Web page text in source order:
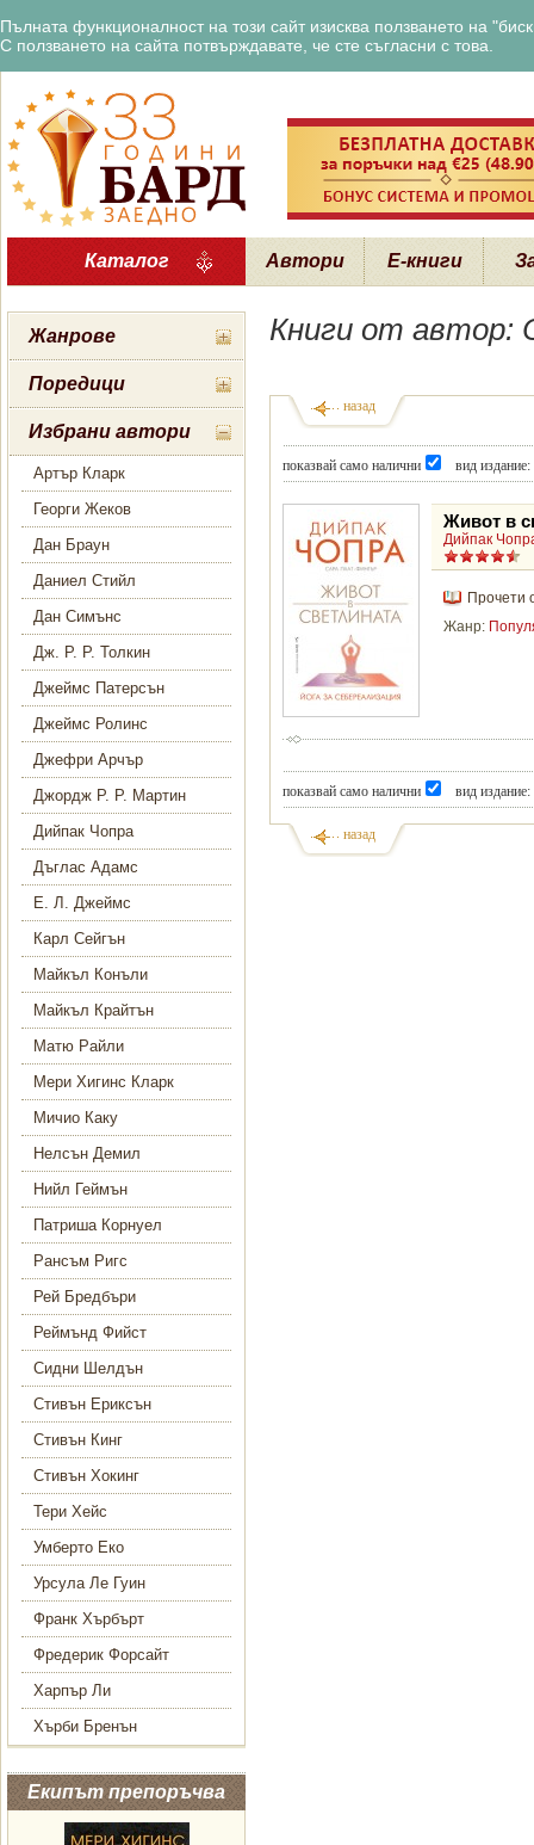
Пълната функционалност на този сайт изисква ползването на
С ползването на сайта потвърждавате, че сте съгласни с това.
Каталог Автори Е-книги
Жанрове
Поредици
Избрани автори
Артър Кларк
Георги Жеков
Дан Браун
Даниел Стийл
Дан Симънс
Дж. Р. Р. Толкин
Джеймс Патерсън
Джеймс Ролинс
Джефри Арчър
Джордж Р. Р. Мартин
Дийпак Чопра
Дъглас Адамс
Е. Л. Джеймс
Карл Сейгън
Майкъл Конъли
Майкъл Крайтън
Матю Райли
Мери Хигинс Кларк
Мичио Каку
Нелсън Демил
Нийл Геймън
Патриша Корнуел
Рансъм Ригс
Рей Бредбъри
Реймънд Фийст
Сидни Шелдън
Стивън Ериксън
Стивън Кинг
Стивън Хокинг
Тери Хейс
Умберто Еко
Урсула Ле Гуин
Франк Хърбърт
Фредерик Форсайт
Харпър Ли
Хърби Бренън
Екипът препоръчва
Книги от автор:
показвай само налични вид издание:
Живот в
Дийпак
Прочети
Жанр:
показвай само налични вид издание:
назад
назад